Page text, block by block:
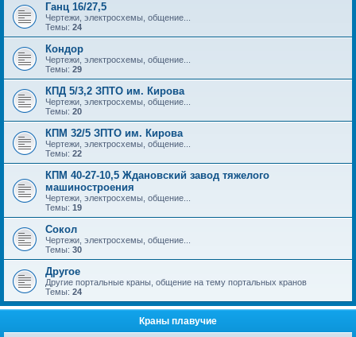
Ганц 16/27,5
Чертежи, электросхемы, общение...
Темы: 24
Кондор
Чертежи, электросхемы, общение...
Темы: 29
КПД 5/3,2 ЗПТО им. Кирова
Чертежи, электросхемы, общение...
Темы: 20
КПМ 32/5 ЗПТО им. Кирова
Чертежи, электросхемы, общение...
Темы: 22
КПМ 40-27-10,5 Ждановский завод тяжелого
машиностроения
Чертежи, электросхемы, общение...
Темы: 19
Сокол
Чертежи, электросхемы, общение...
Темы: 30
Другое
Другие портальные краны, общение на тему портальных кранов
Темы: 24
Краны плавучие